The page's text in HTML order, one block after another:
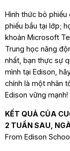
Hình thức bỏ
phiếu bầu tại lớp;
khoản Microsoft
Trung học năng
nhất, bạn thực sự
mình tại Edison,
chính là một nhân
Edison vững mạnh!
KẾT QUẢ CỦA
2 TUẦN SAU,
From Edison